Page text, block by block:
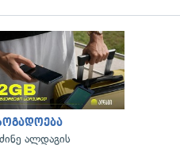
ალდაგის